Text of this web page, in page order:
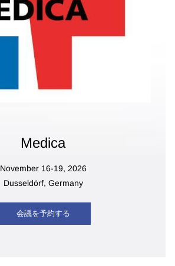
Medica
November 16-19, 2026
Dusseldörf, Germany
会議を予約する